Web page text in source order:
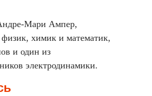
Мари Ампер,
химик и математик,
и один из
электродинамики.